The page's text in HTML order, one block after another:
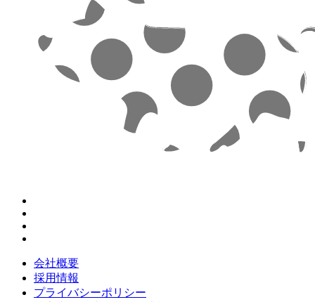
会社概要
採用情報
プライバシーポリシー